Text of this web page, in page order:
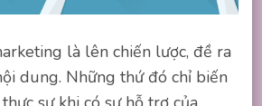
là lên chiến lược, đề ra
dung. Những thứ đó chỉ biến